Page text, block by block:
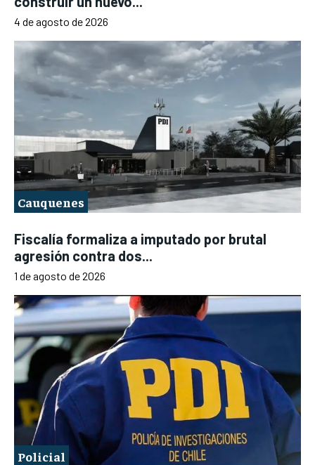
4 de agosto de 2026
Cauquenes
Fiscalía formaliza a imputado por brutal
agresión contra dos...
1 de agosto de 2026
Policial